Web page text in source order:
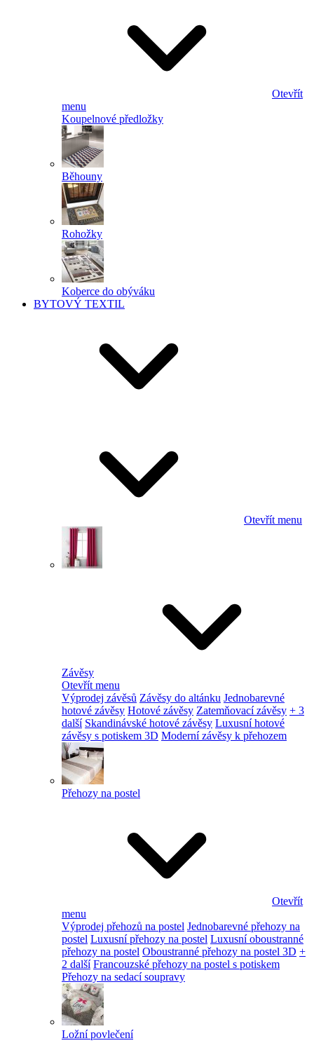
Otevřít
menu
Koupelnové předložky
Běhouny
Rohožky
Koberce do obýváku
BYTOVÝ TEXTIL
Otevřít menu
Závěsy
Otevřít menu
Výprodej závěsů Závěsy do altánku Jednobarevné
hotové závěsy Hotové závěsy Zatemňovací závěsy + 3
další Skandinávské hotové závěsy Luxusní hotové
závěsy s potiskem 3D Moderní závěsy k přehozem
Přehozy na postel
Otevřít
menu
Výprodej přehozů na postel Jednobarevné přehozy na
postel Luxusní přehozy na postel Luxusní oboustranné
přehozy na postel Oboustranné přehozy na postel 3D +
2 další Francouzské přehozy na postel s potiskem
Přehozy na sedací soupravy
Ložní povlečení